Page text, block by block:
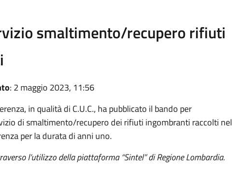
smaltimento/recupero rifiuti
: 2 maggio 2023, 11:56
in qualità di C.U.C., ha pubblicato il bando per
di smaltimento/recupero dei rifiuti ingombranti raccolti nel
per la durata di anni uno.
l’utilizzo della piattaforma “Sintel” di Regione Lombardia.